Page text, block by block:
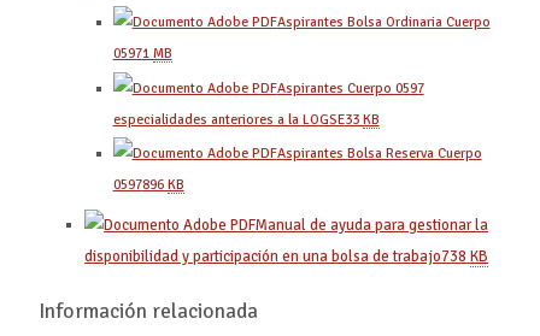
Aspirantes Bolsa Ordinaria Cuerpo
05971 MB
Aspirantes Cuerpo 0597
especialidades anteriores a la LOGSE33 KB
Aspirantes Bolsa Reserva Cuerpo
0597896 KB
Manual de ayuda para gestionar la
disponibilidad y participación en una bolsa de trabajo738KB
Información relacionada